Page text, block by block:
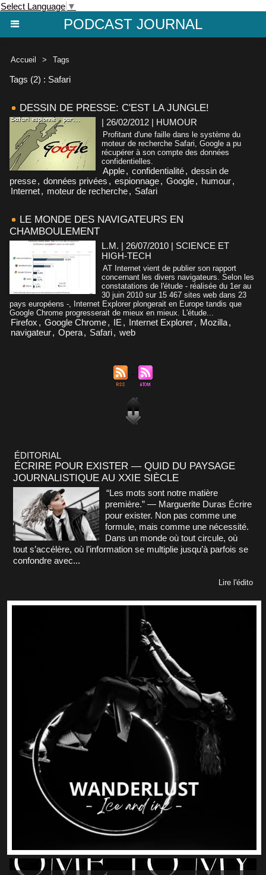
Select Language ▼
PODCAST JOURNAL
Accueil > Tags
Tags (2) : Safari
DESSIN DE PRESSE: C'EST LA JUNGLE!
| 26/02/2012 | HUMOUR
Profitant d'une faille dans le système du
moteur de recherche Safari, Google a pu
récupérer à son compte des données
confidentielles.
Apple, confidentialité, dessin de
presse, données privées , espionnage, Google, humour,
Internet, moteur de recherche, Safari
LE MONDE DES NAVIGATEURS EN
CHAMBOULEMENT
L.M. | 26/07/2010 | SCIENCE ET
HIGH-TECH
AT Internet vient de publier son rapport
concernant les divers navigateurs. Selon les
constatations de l'étude - réalisée du 1er au
30 juin 2010 sur 15 467 sites web dans 23
pays européens -, Internet Explorer plongerait en Europe tandis que
Google Chrome progresserait de mieux en mieux. L'étude...
Firefox , Google Chrome, IE , Internet Explorer, Mozilla,
navigateur, Opera, Safari, web
ÉDITORIAL
ÉCRIRE POUR EXISTER — QUID DU PAYSAGE
JOURNALISTIQUE AU XXIE SIÈCLE
“Les mots sont notre matière
première.” — Marguerite Duras Écrire
pour exister. Non pas comme une
formule, mais comme une nécessité.
Dans un monde où tout circule, où
tout s’accélère, où l’information se multiplie jusqu’à parfois se
confondre avec...
Lire l'édito